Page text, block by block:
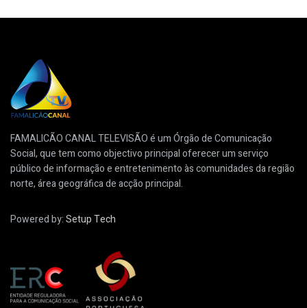
FAMALICÃO CANAL TELEVISÃO é um Órgão de Comunicação
Social, que tem como objectivo principal oferecer um serviço
público de informação e entretenimento às comunidades da região
norte, área geográfica de acção principal.
Powered by:Setup Tech